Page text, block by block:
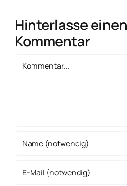
Hinterlasse einen
Kommentar